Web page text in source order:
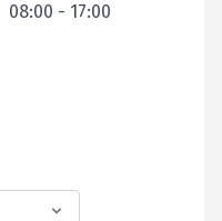
08:00 - 17:00